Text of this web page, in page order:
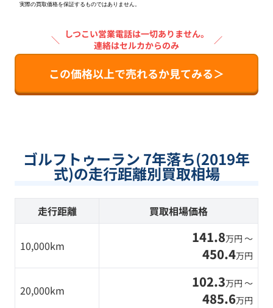
実際の買取価格を保証するものではありません。
＼ しつこい営業電話は一切ありません。
連絡はセルカからのみ
／
この価格以上で売れるか見てみる＞
ゴルフトゥーラン 7年落ち(2019年
式)の走行距離別買取相場
走行距離 買取相場価格
10,000km 141.8万円 〜
450.4万円
20,000km 102.3万円 〜
485.6万円